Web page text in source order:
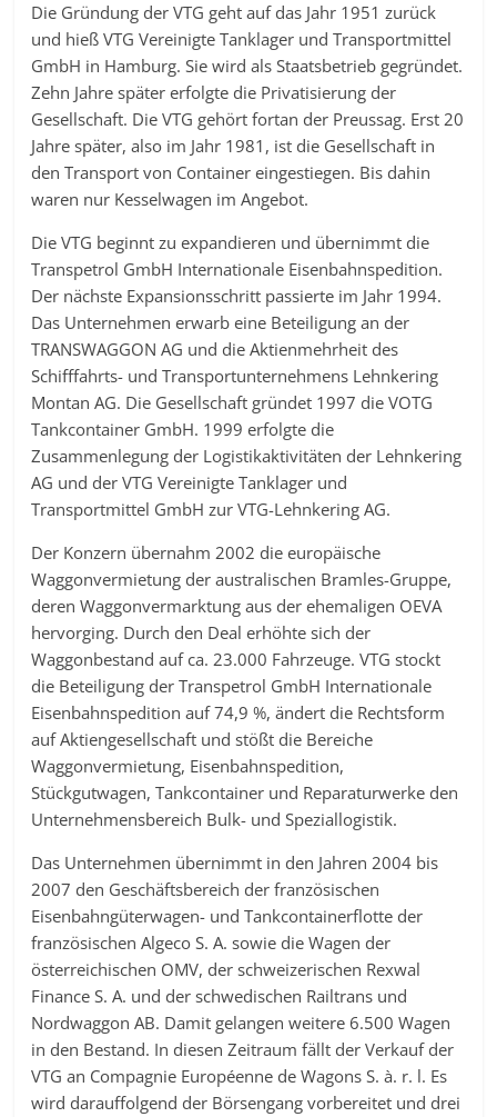
Die Gründung der VTG geht auf das Jahr 1951 zurück
und hieß VTG Vereinigte Tanklager und Transportmittel
GmbH in Hamburg. Sie wird als Staatsbetrieb gegründet.
Zehn Jahre später erfolgte die Privatisierung der
Gesellschaft. Die VTG gehört fortan der Preussag. Erst 20
Jahre später, also im Jahr 1981, ist die Gesellschaft in
den Transport von Container eingestiegen. Bis dahin
waren nur Kesselwagen im Angebot.
Die VTG beginnt zu expandieren und übernimmt die
Transpetrol GmbH Internationale Eisenbahnspedition.
Der nächste Expansionsschritt passierte im Jahr 1994.
Das Unternehmen erwarb eine Beteiligung an der
TRANSWAGGON AG und die Aktienmehrheit des
Schifffahrts- und Transportunternehmens Lehnkering
Montan AG. Die Gesellschaft gründet 1997 die VOTG
Tankcontainer GmbH. 1999 erfolgte die
Zusammenlegung der Logistikaktivitäten der Lehnkering
AG und der VTG Vereinigte Tanklager und
Transportmittel GmbH zur VTG-Lehnkering AG.
Der Konzern übernahm 2002 die europäische
Waggonvermietung der australischen Bramles-Gruppe,
deren Waggonvermarktung aus der ehemaligen OEVA
hervorging. Durch den Deal erhöhte sich der
Waggonbestand auf ca. 23.000 Fahrzeuge. VTG stockt
die Beteiligung der Transpetrol GmbH Internationale
Eisenbahnspedition auf 74,9 %, ändert die Rechtsform
auf Aktiengesellschaft und stößt die Bereiche
Waggonvermietung, Eisenbahnspedition,
Stückgutwagen, Tankcontainer und Reparaturwerke den
Unternehmensbereich Bulk- und Speziallogistik.
Das Unternehmen übernimmt in den Jahren 2004 bis
2007 den Geschäftsbereich der französischen
Eisenbahngüterwagen- und Tankcontainerflotte der
französischen Algeco S. A. sowie die Wagen der
österreichischen OMV, der schweizerischen Rexwal
Finance S. A. und der schwedischen Railtrans und
Nordwaggon AB. Damit gelangen weitere 6.500 Wagen
in den Bestand. In diesen Zeitraum fällt der Verkauf der
VTG an Compagnie Européenne de Wagons S. à. r. l. Es
wird darauffolgend der Börsengang vorbereitet und drei